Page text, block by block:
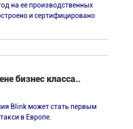
на ее производственных
и сертифицировано
бизнес класса..
Blink может стать первым
в Европе.